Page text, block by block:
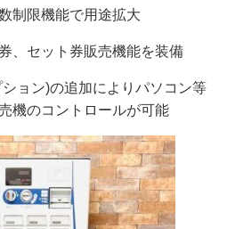
制限機能で用途拡大
、セット券販売機能を装備
ション)の追加によりパソコン等
機のコントロールが可能